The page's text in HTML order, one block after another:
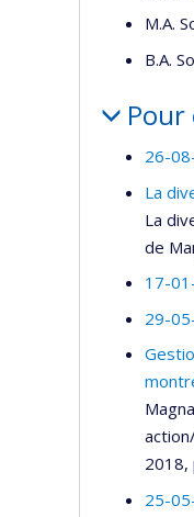
M.A.
B.A.
26-
La
La
de
17-
29-
2018,
25-